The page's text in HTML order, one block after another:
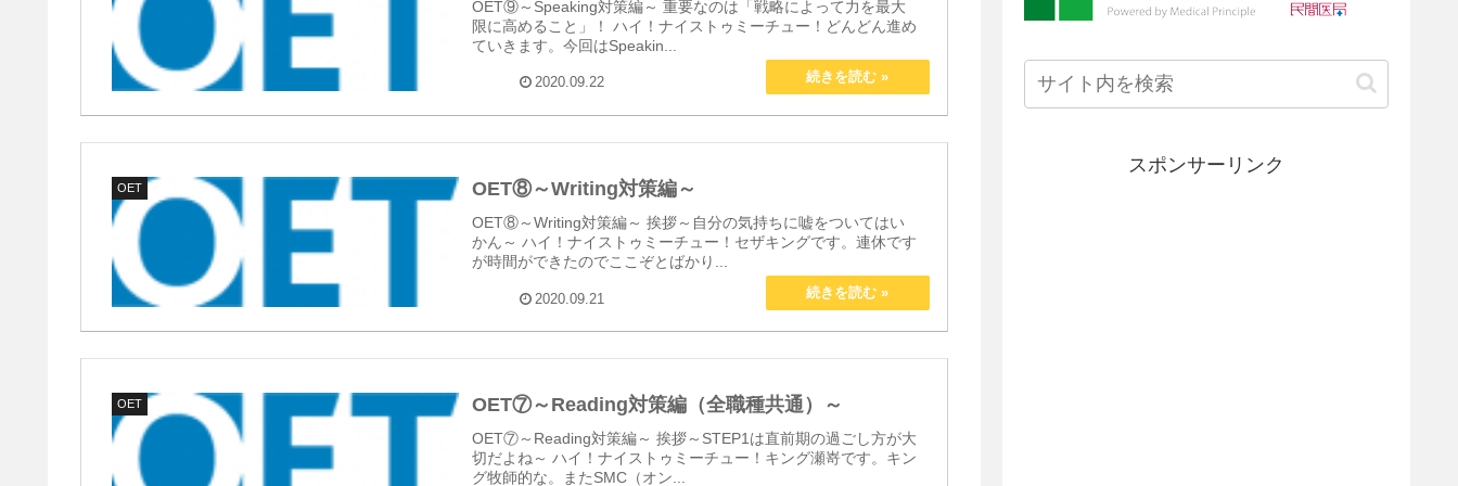
OET⑨～Speaking対策編～ 重要なのは「戦略によって力を最大
限に高めること」！ ハイ！ナイストゥミーチュー！どんどん進め
ていきます。今回はSpeakin...
2020.09.22
OET OET⑧～Writing対策編～
OET⑧～Writing対策編～ 挨拶～自分の気持ちに嘘をついてはい
かん～ ハイ！ナイストゥミーチュー！セザキングです。連休です
が時間ができたのでここぞとばかり...
2020.09.21
OET OET⑦～Reading対策編（全職種共通）～
OET⑦～Reading対策編～ 挨拶～STEP1は直前期の過ごし方が大
切だよね～ ハイ！ナイストゥミーチュー！キング瀬嵜です。キン
グ牧師的な。またSMC（オン...
スポンサーリンク